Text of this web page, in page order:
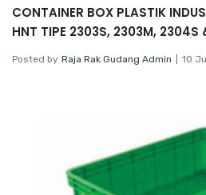
CONTAINER BOX PLASTIK
HNT TIPE 2303S, 2303M, 2304S
Posted by Raja Rak Gudang Admin 10